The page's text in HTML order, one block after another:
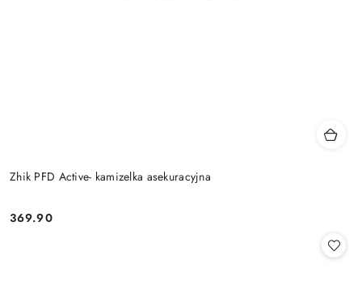
Zhik PFD Active- kamizelka asekuracyjna
Cena:
369.90